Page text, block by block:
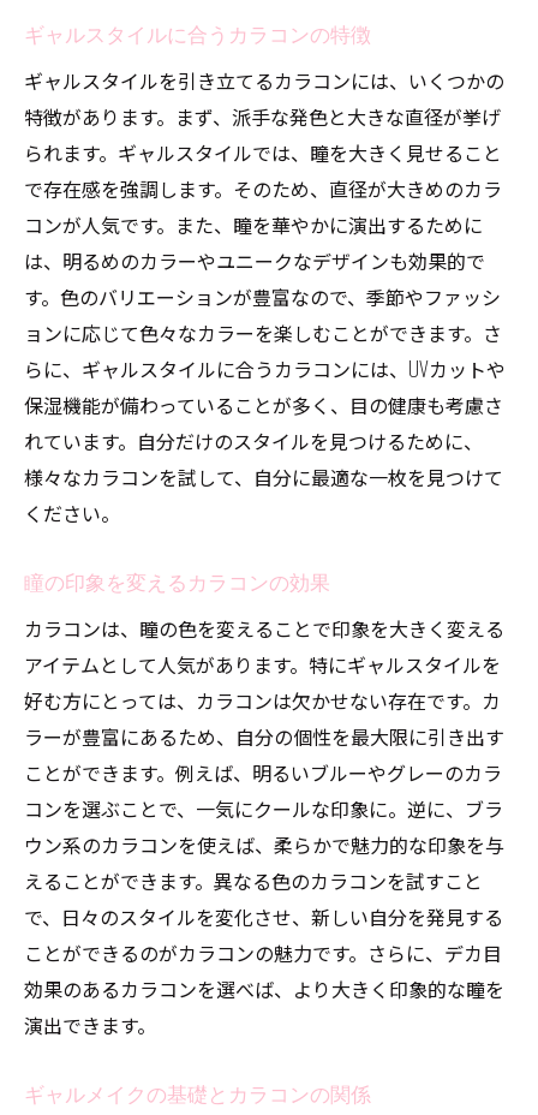
カジュアルギャルスタイルとカラコン
エレガントなギャルスタイルとカラコン
カラコンで目指すギャルメイクのポイント
カラコンを活かすアイメイクのテクニック
リップとカラコンのカラーコーディネート
アイライナーとカラコンの効果的な組み合
わせ
ナチュラルメイクに映えるカラコンの選び
方
ギャルメイクにおけるカラコンの重要性
メイク全体のバランスとカラコンの関係
初心者でも安心！カラコンの選び方と注意点
購入前に確認すべきカラコンのポイント
初めてのカラコンで失敗しない方法
カラコン選びの際の信頼性の確保
光の加減で変わるカラコン色の魅力
光によるカラコンの色変化を楽しむ
自然光と人工光でのカラコンの見え方
カラコンのカラーを最大限に活かす方法
異なるシーンでのカラコン色の変化
写真映えするカラコンの選び方
光を考慮したカラコンの選択方法
法
ギャルスタイルに合うカラコンの特徴
ギャルスタイルを引き立てるカラコンには、いくつかの
特徴があります。まず、派手な発色と大きな直径が挙げ
られます。ギャルスタイルでは、瞳を大きく見せること
で存在感を強調します。そのため、直径が大きめのカラ
コンが人気です。また、瞳を華やかに演出するために
は、明るめのカラーやユニークなデザインも効果的で
す。色のバリエーションが豊富なので、季節やファッシ
ョンに応じて色々なカラーを楽しむことができます。さ
らに、ギャルスタイルに合うカラコンには、UVカットや
保湿機能が備わっていることが多く、目の健康も考慮さ
れています。自分だけのスタイルを見つけるために、
様々なカラコンを試して、自分に最適な一枚を見つけて
ください。
瞳の印象を変えるカラコンの効果
カラコンは、瞳の色を変えることで印象を大きく変える
アイテムとして人気があります。特にギャルスタイルを
好む方にとっては、カラコンは欠かせない存在です。カ
ラーが豊富にあるため、自分の個性を最大限に引き出す
ことができます。例えば、明るいブルーやグレーのカラ
コンを選ぶことで、一気にクールな印象に。逆に、ブラ
ウン系のカラコンを使えば、柔らかで魅力的な印象を与
えることができます。異なる色のカラコンを試すこと
で、日々のスタイルを変化させ、新しい自分を発見する
ことができるのがカラコンの魅力です。さらに、デカ目
効果のあるカラコンを選べば、より大きく印象的な瞳を
演出できます。
ギャルメイクの基礎とカラコンの関係